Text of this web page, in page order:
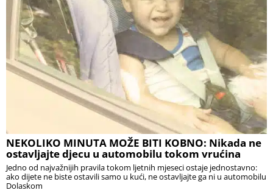
NEKOLIKO MINUTA MOŽE BITI KOBNO: Nikada ne
ostavljajte djecu u automobilu tokom vrućina
Jedno od najvažnijih pravila tokom ljetnih mjeseci ostaje jednostavno:
ako dijete ne biste ostavili samo u kući, ne ostavljajte ga ni u automobilu
Dolaskom